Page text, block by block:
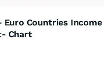
Euro Countries Income
Chart